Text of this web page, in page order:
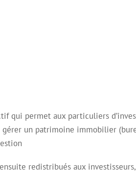
qui permet aux particuliers
un patrimoine immobilier
redistribués aux